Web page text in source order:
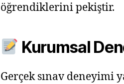
öğrendiklerini pekiştir.
Kurumsal
Gerçek sınav deneyimi